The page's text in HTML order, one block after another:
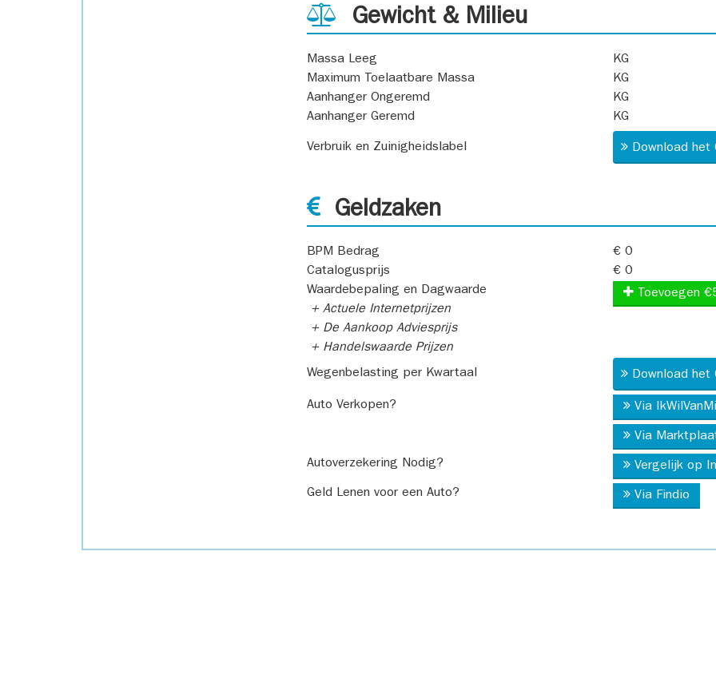
Gewicht & Milieu
Massa Leeg
KG
Maximum Toelaatbare Massa
KG
Aanhanger Ongeremd
KG
Aanhanger Geremd
KG
Verbruik en Zuinigheidslabel Download
Geldzaken
BPM Bedrag
€ 0
Catalogusprijs
€ 0
Waardebepaling en Dagwaarde
+ Actuele Internetprijzen
+ De Aankoop Adviesprijs
+ Handelswaarde Prijzen
Toevoegen
Wegenbelasting per Kwartaal Download
Auto Verkopen? Via
Via
Autoverzekering Nodig? Vergelijk op
Geld Lenen voor een Auto? Via Findio